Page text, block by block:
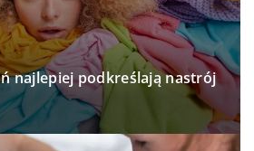
najlepiej podkreślają nastrój